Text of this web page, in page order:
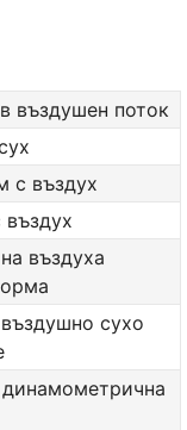
въздушен поток
с въздух
въздух
въздуха
сухо